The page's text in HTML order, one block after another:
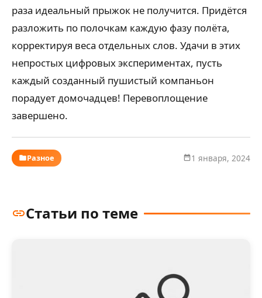
раза идеальный прыжок не получится. Придётся
разложить по полочкам каждую фазу полёта,
корректируя веса отдельных слов. Удачи в этих
непростых цифровых экспериментах, пусть
каждый созданный пушистый компаньон
порадует домочадцев! Перевоплощение
завершено.
Разное 1 января, 2024
Статьи по теме